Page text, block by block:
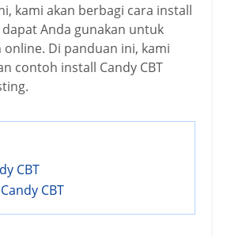
kami akan berbagi cara install
dapat Anda gunakan untuk
Di panduan ini, kami
contoh install Candy CBT
CBT
CBT